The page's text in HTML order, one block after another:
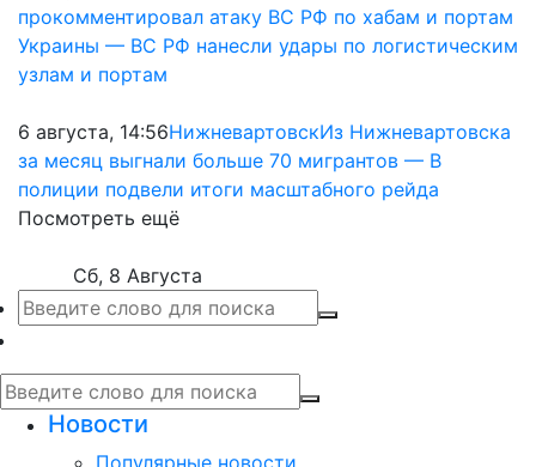
прокомментировал атаку ВС РФ по хабам и портам
Украины — ВС РФ нанесли удары по логистическим
узлам и портам
6 августа, 14:56НижневартовскИз Нижневартовска
за месяц выгнали больше 70 мигрантов — В
полиции подвели итоги масштабного рейда
Посмотреть ещё
Сб, 8 Августа
Новости
Популярные новости